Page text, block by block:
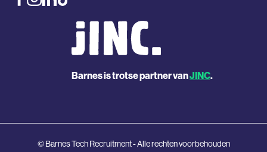
Barnes is trotse partner vanJINC.
© Barnes Tech Recruitment - Alle rechten voorbehouden